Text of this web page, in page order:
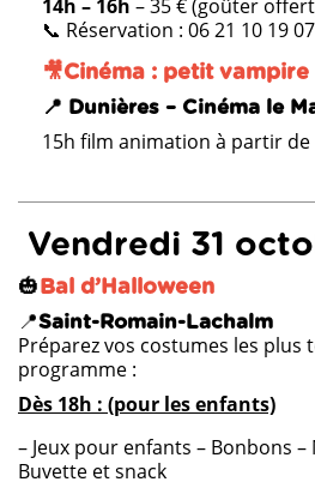
14h – 16h – 35 € (goûter
📞 Réservation : 06 21 10 19 07
🎥Cinéma : petit vampire
📍 Dunières – Cinéma le
15h film animation à partir de
Vendredi 31
🎃Bal d’Halloween
📍Saint-Romain-Lachalm
Préparez vos costumes les plus
programme :
Dès 18h : (pour les enfants)
– Jeux pour enfants – Bonbons –
Buvette et snack